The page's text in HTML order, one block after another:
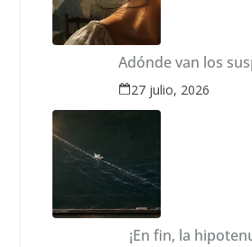
Adónde van los
27 julio, 2026
¡En fin, la